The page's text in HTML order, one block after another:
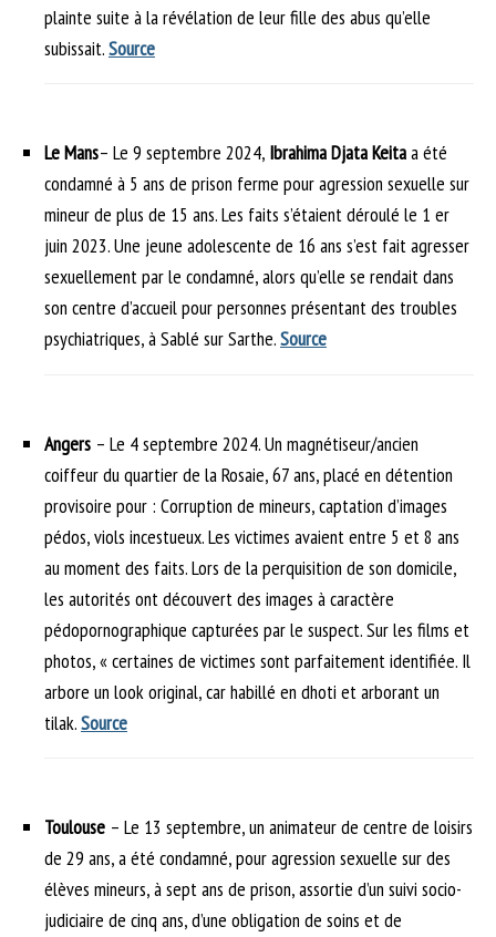
plainte suite à la révélation de leur fille des abus qu’elle
subissait.Source
Le Mans– Le 9 septembre 2024, Ibrahima Djata Keitaa été
condamné à 5 ans de prison ferme pour agression sexuelle sur
mineur de plus de 15 ans. Les faits s’étaient déroulé le 1 er
juin 2023. Une jeune adolescente de 16 ans s’est fait agresser
sexuellement par le condamné, alors qu’elle se rendait dans
son centre d’accueil pour personnes présentant des troubles
psychiatriques, à Sablé sur Sarthe.Source
Angers – Le 4 septembre 2024. Un magnétiseur/ancien
coiffeur du quartier de la Rosaie, 67 ans, placé en détention
provisoire pour : Corruption de mineurs, captation d’images
pédos, viols incestueux. Les victimes avaient entre 5 et 8 ans
au moment des faits. Lors de la perquisition de son domicile,
les autorités ont découvert des images à caractère
pédopornographique capturées par le suspect. Sur les films et
photos, « certaines de victimes sont parfaitement identifiée. Il
arbore un look original, car habillé en dhoti et arborant un
tilak.Source
Toulouse – Le 13 septembre, un animateur de centre de loisirs
de 29 ans, a été condamné, pour agression sexuelle sur des
élèves mineurs, à sept ans de prison, assortie d’un suivi socio-
judiciaire de cinq ans, d’une obligation de soins et de